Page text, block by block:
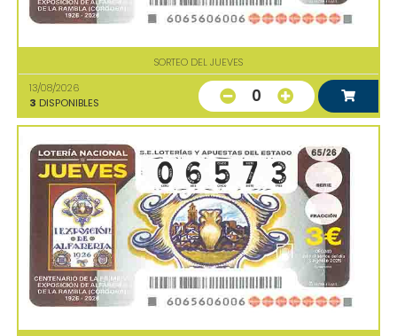
SORTEO DEL JUEVES
13/08/2026
3 DISPONIBLES 0